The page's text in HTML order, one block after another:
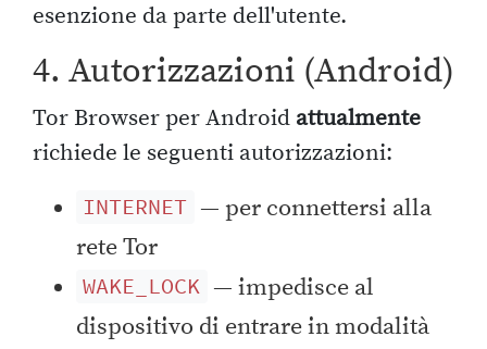
esenzione da parte dell'utente.
4. Autorizzazioni (Android)
Tor Browser per Android attualmente
richiede le seguenti autorizzazioni:
INTERNET — per connettersi alla
rete Tor
WAKE_LOCK — impedisce al
dispositivo di entrare in modalità